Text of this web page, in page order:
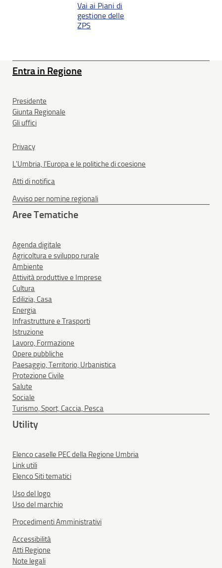
Vai ai Piani di
gestione delle
ZPS
Entra in Regione
Presidente
Giunta Regionale
Gli uffici
Privacy
L'Umbria, l'Europa e le politiche di coesione
Atti di notifica
Avviso per nomine regionali
Aree Tematiche
Agenda digitale
Agricoltura e sviluppo rurale
Ambiente
Attività produttive e Imprese
Cultura
Edilizia, Casa
Energia
Infrastrutture e Trasporti
Istruzione
Lavoro, Formazione
Opere pubbliche
Paesaggio, Territorio, Urbanistica
Protezione Civile
Salute
Sociale
Turismo, Sport, Caccia, Pesca
Utility
Elenco caselle PEC della Regione Umbria
Link utili
Elenco Siti tematici
Uso del logo
Uso del marchio
Procedimenti Amministrativi
Accessibilità
Atti Regione
Note legali